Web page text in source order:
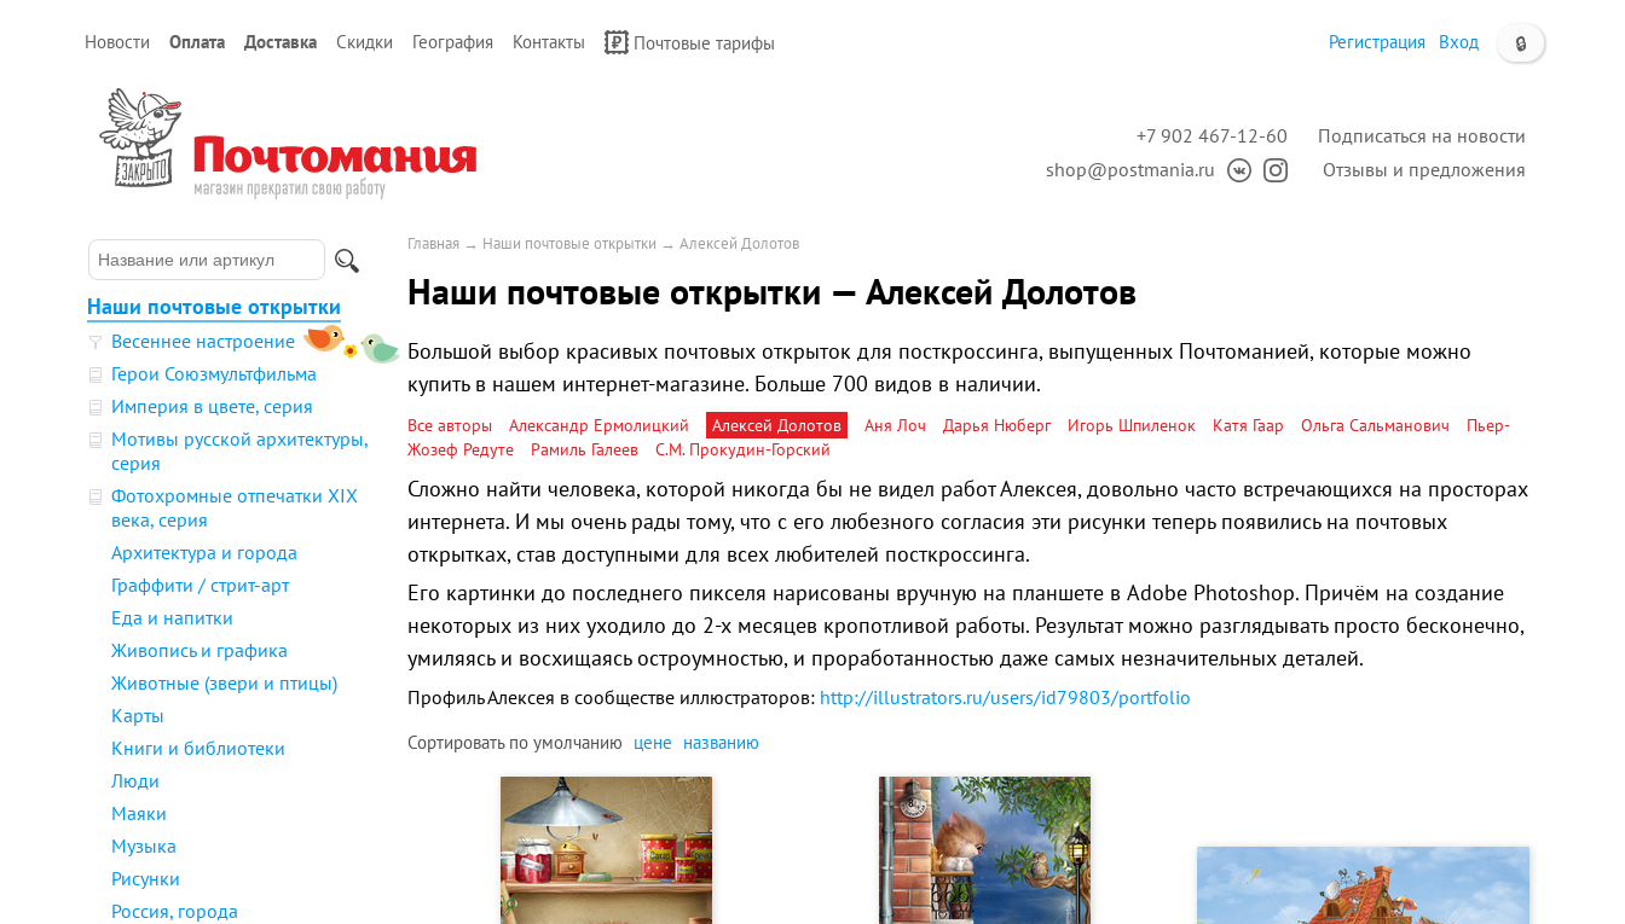
Новости Оплата Доставка Скидки География Контакты Почтовые тарифы 🔒
Регистрация Вход
Подписаться на новости
Отзывы и предложения
+7 902 467-12-60
shop@postmania.ru
Наши почтовые открытки
Весеннее настроение
Герои Союзмультфильма
Империя в цвете, серия
Мотивы русской архитектуры,
серия
Фотохромные отпечатки XIX
века, серия
Архитектура и города
Граффити / стрит-арт
Еда и напитки
Живопись и графика
Животные (звери и птицы)
Карты
Книги и библиотеки
Люди
Маяки
Музыка
Рисунки
Россия, города
Главная → Наши почтовые открытки → Алексей Долотов
Наши почтовые открытки — Алексей Долотов
Большой выбор красивых почтовых открыток для посткроссинга, выпущенных Почтоманией, которые можно
купить в нашем интернет-магазине. Больше 700 видов в наличии.
Все авторы Александр Ермолицкий Алексей Долотов Аня Лоч Дарья Нюберг Игорь Шпиленок Катя Гаар Ольга Сальманович
Пьер-
Жозеф Редуте
Рамиль Галеев С.М. Прокудин-Горский
Сложно найти человека, которой никогда бы не видел работ Алексея, довольно часто встречающихся на просторах
интернета. И мы очень рады тому, что с его любезного согласия эти рисунки теперь появились на почтовых
открытках, став доступными для всех любителей посткроссинга.
Его картинки до последнего пикселя нарисованы вручную на планшете в Adobe Photoshop. Причём на создание
некоторых из них уходило до 2-х месяцев кропотливой работы. Результат можно разглядывать просто бесконечно,
умиляясь и восхищаясь остроумностью, и проработанностью даже самых незначительных деталей.
Профиль Алексея в сообществе иллюстраторов: http://illustrators.ru/users/id79803/portfolio
Сортировать по умолчанию цене названию